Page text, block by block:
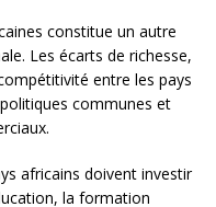
constitue un autre
Les écarts de richesse,
entre les pays
communes et
africains doivent investir
la formation